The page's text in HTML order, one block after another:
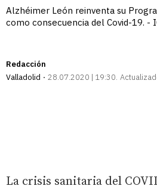
Alzhéimer León reinventa su
como consecuencia del Covid-19. -
Redacción
Valladolid
28.07.2020 | 19:30
La crisis sanitaria del